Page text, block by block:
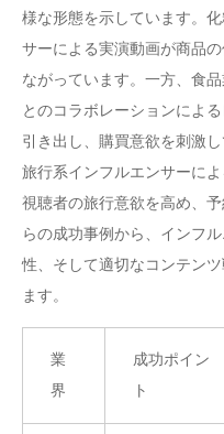
様な形態を示しています。
サーによる実演動画が商品
ながっています。一方、食
とのコラボレーションによ
引き出し、購買意欲を刺激
旅行系インフルエンサーに
視聴者の旅行意欲を高め、
らの成功事例から、インフ
性、そして適切なコンテン
ます。
業
界
成功ポイン
ト